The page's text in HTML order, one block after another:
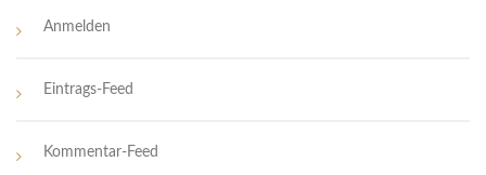
Anmelden
Eintrags-Feed
Kommentar-Feed